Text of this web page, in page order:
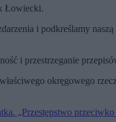
Łowiecki.
i podkreślamy
i przestrzeganie
okręgowego
„Przestępstwo